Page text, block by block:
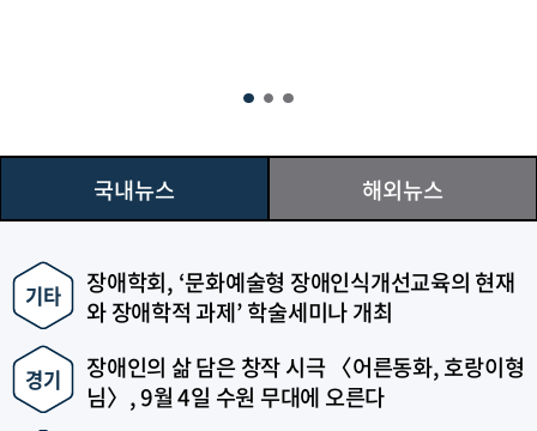
국내뉴스 해외뉴스
국내뉴스
기타
장애학회, ‘문화예술형 장애인식개선교육의 현재
와 장애학적 과제’ 학술세미나 개최
경기
장애인의 삶 담은 창작 시극 〈어른동화, 호랑이형
님〉, 9월 4일 수원 무대에 오른다